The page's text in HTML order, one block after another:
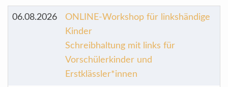
06.08.2026
ONLINE-Workshop für linkshändige
Kinder
Schreibhaltung mit links für
Vorschülerkinder und
Erstklässler*innen